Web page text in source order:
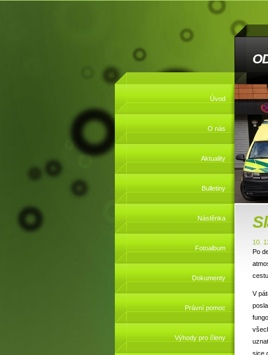
Úvod
O nás
Aktuality
Bulletiny
Nástěnka
Fotoalbum
Dokumenty
Právní pomoc
Výhody pro členy
10.
Po
V
sice